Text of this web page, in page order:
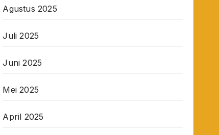
Agustus 2025
Juli 2025
Juni 2025
Mei 2025
April 2025